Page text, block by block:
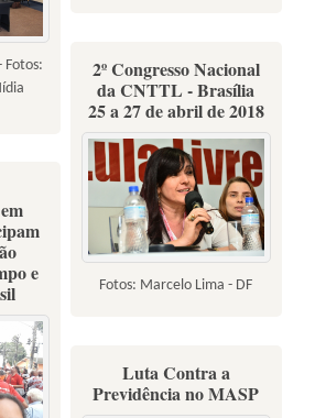
Fotos:
2º Congresso Nacional
da CNTTL - Brasília
25 a 27 de abril de 2018
Fotos: Marcelo Lima - DF
e
Luta Contra a
Previdência no MASP